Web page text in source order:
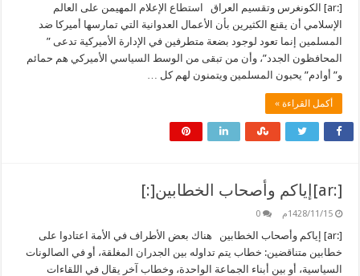
[:ar] الكونغرس وتقسيم العراق استطاع الإعلام المهيمن على العالم
الإسلامي أن يقنع الكثيرين بأن الأعمال العدوانية التي تمارسها أميركا ضد
المسلمين إنما تعود لوجود بضعة متطرفين في الإدارة الأميركية تدعى ”
المحافظون الجدد”، وأن من تبقى من الوسط السياسي الأميركي هم حمائم
و” أوادم” يحبون المسلمين ويتمنون لهم كل …
أكمل القراءة »
[:ar]إياكم وأصحاب الخطابين[:]
1428/11/15م 0
[:ar] إياكم وأصحاب الخطابين هناك بعض الأطراف في الأمة اعتادوا على
خطابين متناقضين: خطاب يتم تداوله بين الجدران المغلقة، أو في الصالونات
السياسية، أو بين أبناء الجماعة الواحدة، وخطاب آخر يقال في اللقاءات